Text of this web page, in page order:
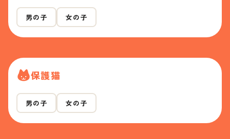
男の子 女の子
保護猫
男の子 女の子